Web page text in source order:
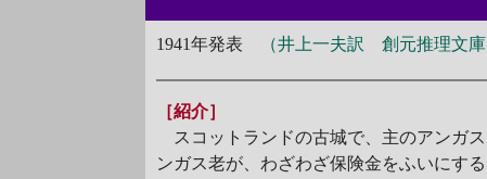
1941年発表 （井上一夫訳 創元推理文庫
［紹介］
スコットランドの古城で、主のアンガ
ンガス老が、わざわざ保険金をふいにす